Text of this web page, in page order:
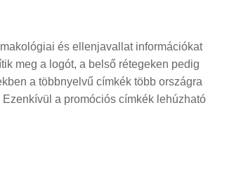
és ellenjavallat információkat
meg a logót, a belső rétegeken pedig
a többnyelvű címkék több országra
a promóciós címkék lehúzható